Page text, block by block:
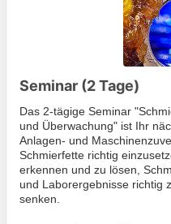
Seminar (2 Tage)
Das 2-tägige Seminar
und Überwachung" ist Ihr
Anlagen- und
Schmierfette richtig
erkennen und zu lösen,
und Laborergebnisse richtig
senken.